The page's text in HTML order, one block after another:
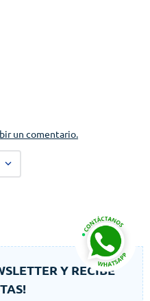
un comentario.
Y RECIBE